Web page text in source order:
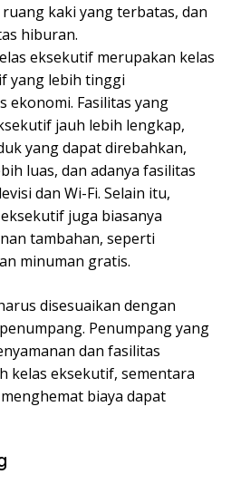
kaki yang terbatas, dan
hiburan.
eksekutif merupakan kelas
yang lebih tinggi
ekonomi. Fasilitas yang
jauh lebih lengkap,
yang dapat direbahkan,
luas, dan adanya fasilitas
dan Wi-Fi. Selain itu,
juga biasanya
tambahan, seperti
minuman gratis.
disesuaikan dengan
Penumpang yang
dan fasilitas
kelas eksekutif, sementara
biaya dapat